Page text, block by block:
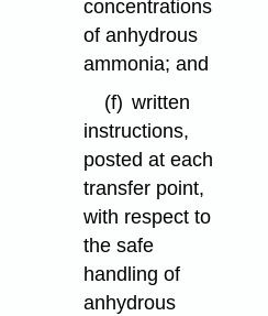
concentrations
of anhydrous
ammonia; and
(f) written
instructions,
posted at each
transfer point,
with respect to
the safe
handling of
anhydrous